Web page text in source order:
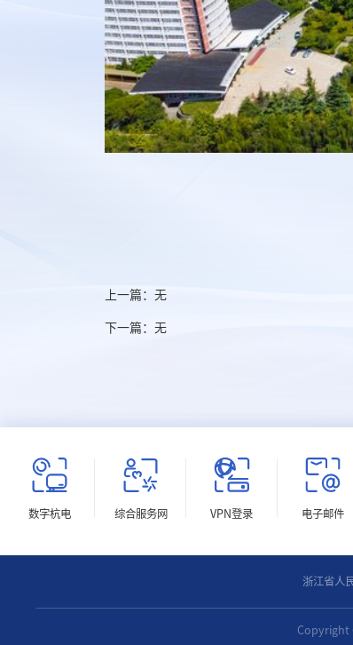
上一篇：无
下一篇：无
数字杭电 综合服务网 VPN登录 电子邮件
浙江省人
Copyright